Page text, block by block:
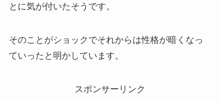
とに気が付いたそうです。
そのことがショックでそれからは性格が暗くなっ
ていったと明かしています。
スポンサーリンク